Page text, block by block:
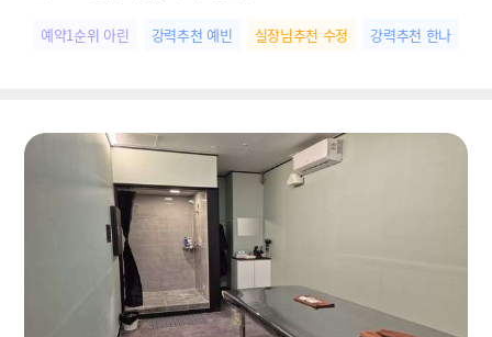
예약1순위 아린 강력추천 예빈 실장님추천 수정 강력추천 한나